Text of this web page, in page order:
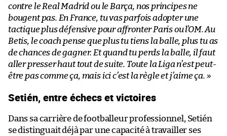
contre le Real Madrid ou le Barça, nos principes ne
bougent pas. En France, tu vas parfois adopter une
tactique plus défensive pour affronter Paris ou l’OM. Au
Betis, le coach pense que plus tu tiens la balle, plus tu as
de chances de gagner. Et quand tu perds la balle, il faut
aller presser haut tout de suite. Toute la Liga n’est peut-
être pas comme ça, mais ici c’est la règle et j’aime ça. »
Setién, entre échecs et victoires
Dans sa carrière de footballeur professionnel, Setién
se distinguait déjà par une capacité à travailler ses